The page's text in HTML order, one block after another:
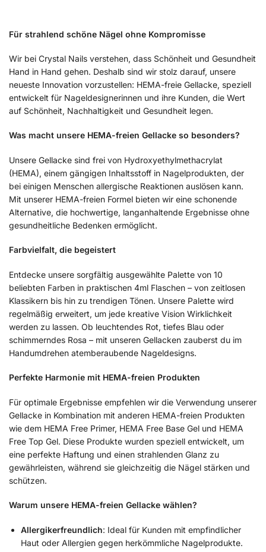
Für strahlend schöne Nägel ohne Kompromisse
Wir bei Crystal Nails verstehen, dass Schönheit und Gesundheit
Hand in Hand gehen. Deshalb sind wir stolz darauf, unsere
neueste Innovation vorzustellen: HEMA-freie Gellacke, speziell
entwickelt für Nageldesignerinnen und ihre Kunden, die Wert
auf Schönheit, Nachhaltigkeit und Gesundheit legen.
Was macht unsere HEMA-freien Gellacke so besonders?
Unsere Gellacke sind frei von Hydroxyethylmethacrylat
(HEMA), einem gängigen Inhaltsstoff in Nagelprodukten, der
bei einigen Menschen allergische Reaktionen auslösen kann.
Mit unserer HEMA-freien Formel bieten wir eine schonende
Alternative, die hochwertige, langanhaltende Ergebnisse ohne
gesundheitliche Bedenken ermöglicht.
Farbvielfalt, die begeistert
Entdecke unsere sorgfältig ausgewählte Palette von 10
beliebten Farben in praktischen 4ml Flaschen – von zeitlosen
Klassikern bis hin zu trendigen Tönen. Unsere Palette wird
regelmäßig erweitert, um jede kreative Vision Wirklichkeit
werden zu lassen. Ob leuchtendes Rot, tiefes Blau oder
schimmerndes Rosa – mit unseren Gellacken zauberst du im
Handumdrehen atemberaubende Nageldesigns.
Perfekte Harmonie mit HEMA-freien Produkten
Für optimale Ergebnisse empfehlen wir die Verwendung unserer
Gellacke in Kombination mit anderen HEMA-freien Produkten
wie dem HEMA Free Primer, HEMA Free Base Gel und HEMA
Free Top Gel. Diese Produkte wurden speziell entwickelt, um
eine perfekte Haftung und einen strahlenden Glanz zu
gewährleisten, während sie gleichzeitig die Nägel stärken und
schützen.
Warum unsere HEMA-freien Gellacke wählen?
Allergikerfreundlich: Ideal für Kunden mit empfindlicher
Haut oder Allergien gegen herkömmliche Nagelprodukte.